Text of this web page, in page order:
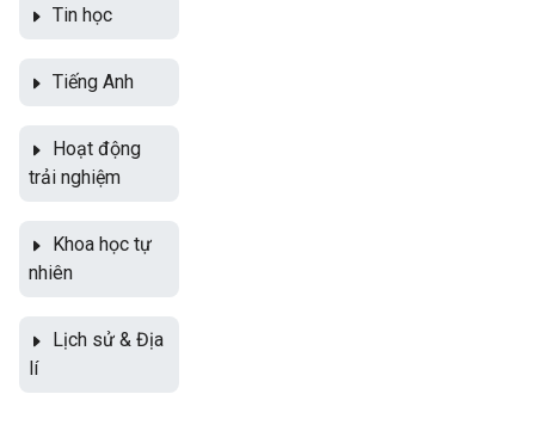
Tin học
Tiếng Anh
Hoạt động
trải nghiệm
Khoa học tự
nhiên
Lịch sử & Địa
lí